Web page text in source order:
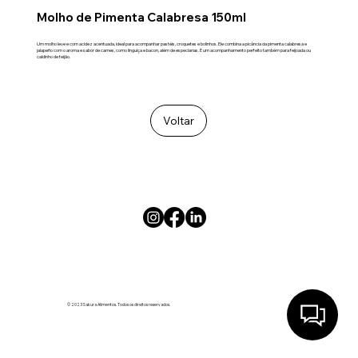
Molho de Pimenta Calabresa 150ml
Um molho leve e com acidez acentuada, ideal para acompanhar pastéis, croquetes e bolinhos. Ele combina a picância da pimenta calabresa e
jalapeño com o aroma e sabor de carnes, como linguiça e bacon, além de especiarias. É um acompanhamento perfeito também para feijoada ou
caldinho de feijão.
Voltar
© 2023 Sakura Alimentos. Todos os direitos reservados.